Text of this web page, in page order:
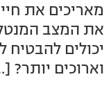
מאריכים את
יכולים להבטיח
וארוכים יותר?